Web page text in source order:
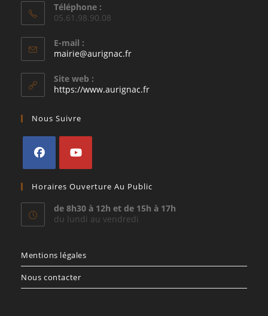
Téléphone :
05.61.98.90.08
E-mail :
mairie@aurignac.frS’ouvre
application
Site web :
https://www.aurignac.fr
Nous Suivre
dans
un
nouvel
dans
un
nouvel
Horaires Ouverture Au Public
de 8h30 à 12h et de 15h à 17h
du lundi au vendredi
Mentions légales
Nous contacter